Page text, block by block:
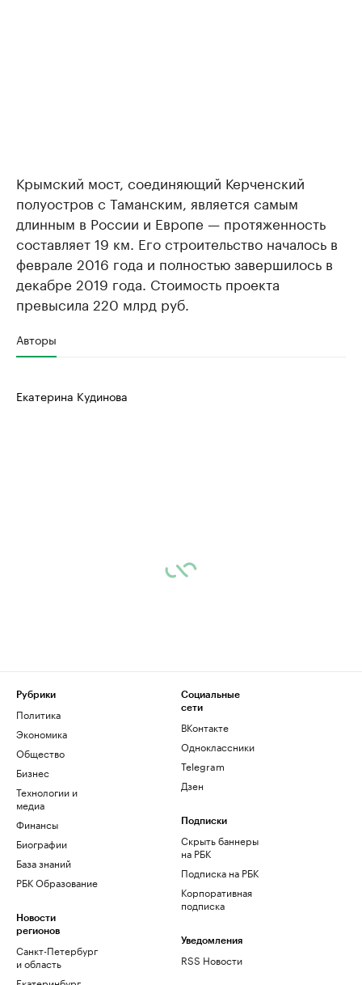
Крымский мост, соединяющий Керченский
полуостров с Таманским, является самым
длинным в России и Европе — протяженность
составляет 19 км. Его строительство началось в
феврале 2016 года и полностью завершилось в
декабре 2019 года. Стоимость проекта
превысила 220 млрд руб.
Авторы
Екатерина Кудинова
Рубрики
Политика
Экономика
Общество
Бизнес
Технологии и
медиа
Финансы
Биографии
База знаний
РБК Образование
Новости
регионов
Санкт-Петербург
и область
Социальные
сети
ВКонтакте
Одноклассники
Telegram
Дзен
Подписки
Скрыть баннеры
на РБК
Подписка на РБК
Корпоративная
подписка
Уведомления
RSS Новости